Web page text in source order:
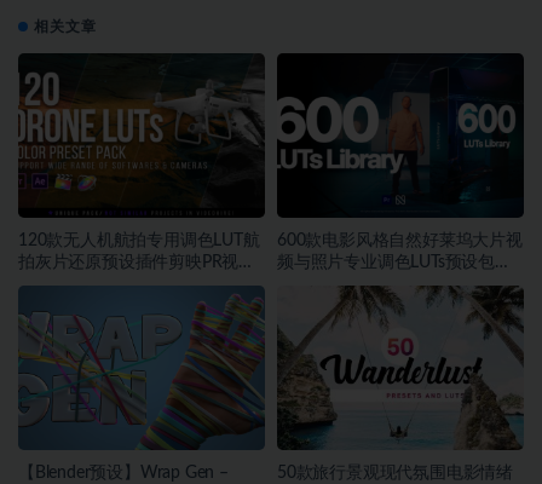
相关文章
120款无人机航拍专用调色LUT航
拍灰片还原预设插件剪映PR视频
调色
600款电影风格自然好莱坞大片视
频与照片专业调色LUTs预设包素
【Blender预设】Wrap Gen –
50款旅行景观现代氛围电影情绪